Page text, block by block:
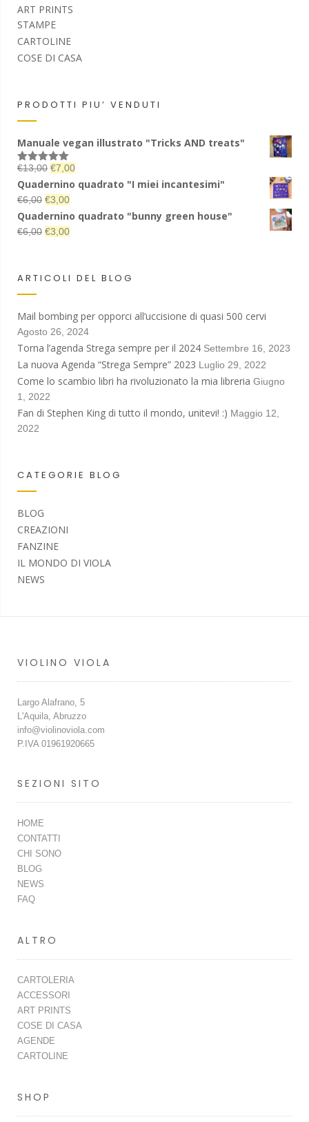
ART PRINTS
STAMPE
CARTOLINE
COSE DI CASA
PRODOTTI PIU’ VENDUTI
Manuale vegan illustrato "Tricks AND treats"
Valutato
5.00
su 5
€13,00 €7,00
Quadernino quadrato "I miei incantesimi"
€6,00 €3,00
Quadernino quadrato "bunny green house"
€6,00 €3,00
ARTICOLI DEL BLOG
Mail bombing per opporci all’uccisione di quasi 500 cervi
Agosto 26, 2024
Torna l’agenda Strega sempre per il 2024 Settembre 16, 2023
La nuova Agenda “Strega Sempre” 2023 Luglio 29, 2022
Come lo scambio libri ha rivoluzionato la mia libreria Giugno
1, 2022
Fan di Stephen King di tutto il mondo, unitevi! :) Maggio 12,
2022
CATEGORIE BLOG
BLOG
CREAZIONI
FANZINE
IL MONDO DI VIOLA
NEWS
VIOLINO VIOLA
Largo Alafrano, 5
L'Aquila, Abruzzo
info@violinoviola.com
P.IVA 01961920665
SEZIONI SITO
HOME
CONTATTI
CHI SONO
BLOG
NEWS
FAQ
ALTRO
CARTOLERIA
ACCESSORI
ART PRINTS
COSE DI CASA
AGENDE
CARTOLINE
SHOP